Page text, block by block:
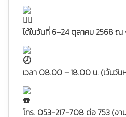
ได้ในวันที่ 6–24 ตุลาคม 2568 ณ
เวลา 08.00 – 18.00 น. (เว้นวัน
โทร. 053-217-708 ต่อ 753 (งา